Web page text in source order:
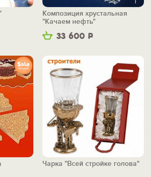
33 600 Р
Композиция хрустальная
"Качаем нефть"
Чарка "Всей стройке голова"